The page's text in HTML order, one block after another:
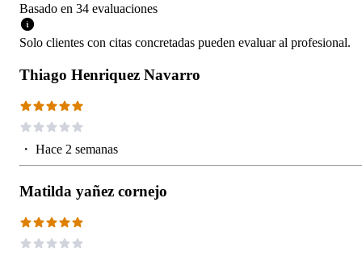
Basado en 34 evaluaciones
Solo clientes con citas concretadas pueden evaluar al profesional.
Thiago Henriquez Navarro
・ Hace 2 semanas
Matilda yañez cornejo